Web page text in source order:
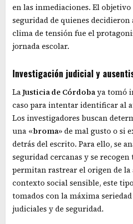
en las inmediaciones. El
seguridad de quienes
clima de tensión fue el
jornada escolar.
Investigación judicial y
LaJusticia de Córdobaya tomó
caso para intentar identificar al
Los investigadores buscan
una «broma» de mal gusto o si
detrás del escrito. Para ello, se
seguridad cercanas y se
permitan rastrear el origen de la
contexto social sensible, este
tomados con la máxima
judiciales y de seguridad.